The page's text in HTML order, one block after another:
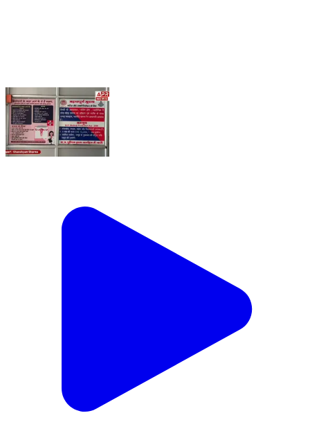
अमलाई में महिलाओं के लिए बड़ी सौगात | प्रसिद्ध स्त्री रोग विशेषज्ञ